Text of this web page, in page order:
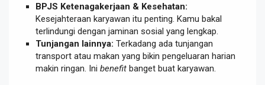
BPJS Ketenagakerjaan & Kesehatan:
Kesejahteraan karyawan itu penting. Kamu bakal
terlindungi dengan jaminan sosial yang lengkap.
Tunjangan lainnya: Terkadang ada tunjangan
transport atau makan yang bikin pengeluaran harian
makin ringan. Ini benefit banget buat karyawan.